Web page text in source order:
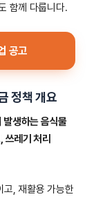
함께 다룹니다.
공고
정책 개요
발생하는 음식물
쓰레기 처리
고, 재활용 가능한